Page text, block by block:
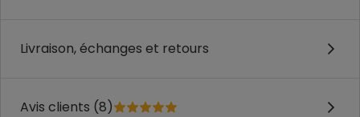
Livraison, échanges et retours
Avis clients (8)